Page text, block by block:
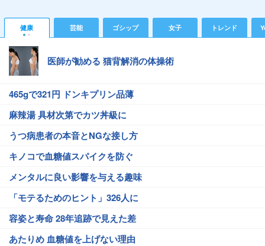
健康 芸能 ゴシップ 女子 トレンド
医師が勧める 猫背解消の体操術
465gで321円 ドンキプリン品薄
麻辣湯 具材次第でカツ丼級に
うつ病患者の本音とNGな接し方
キノコで血糖値スパイクを防ぐ
メンタルに良い影響を与える趣味
「モテるためのヒント」326人に
容姿と寿命 28年追跡で見えた差
あたりめ 血糖値を上げない理由